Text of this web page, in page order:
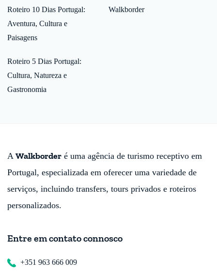
Roteiro 10 Dias Portugal:
Aventura, Cultura e
Paisagens
Roteiro 5 Dias Portugal:
Cultura, Natureza e
Gastronomia
Walkborder
A Walkborder é uma agência de turismo receptivo em
Portugal, especializada em oferecer uma variedade de
serviços, incluindo transfers, tours privados e roteiros
personalizados.
Entre em contato connosco
+351 963 666 009